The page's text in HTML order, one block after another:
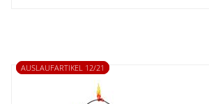
AUSLAUFARTIKEL 12/21